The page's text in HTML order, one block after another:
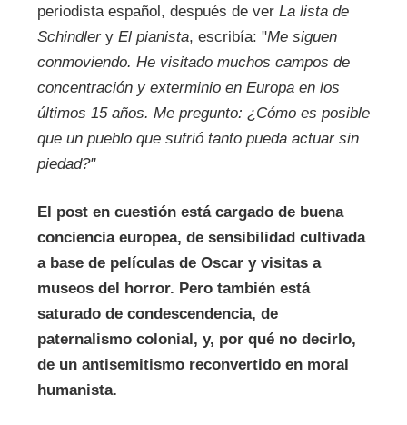
periodista español, después de ver La lista de
Schindlery El pianista, escribía: "Me siguen
conmoviendo. He visitado muchos campos de
concentración y exterminio en Europa en los
últimos 15 años. Me pregunto: ¿Cómo es posible
que un pueblo que sufrió tanto pueda actuar sin
piedad?"
El post en cuestión está cargado de buena
conciencia europea, de sensibilidad cultivada
a base de películas de Oscar y visitas a
museos del horror. Pero también está
saturado de condescendencia, de
paternalismo colonial, y, por qué no decirlo,
de un antisemitismo reconvertido en moral
humanista.